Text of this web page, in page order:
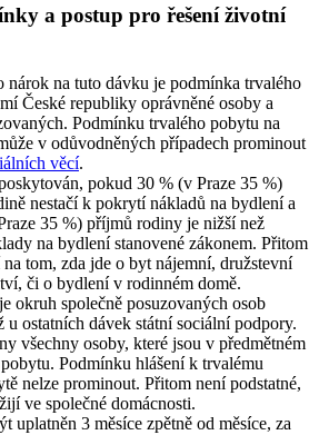
a postup pro řešení životní
nárok na tuto dávku je podmínka trvalého
České republiky oprávněné osoby a
Podmínku trvalého pobytu na
v odůvodněných případech prominout
věcí.
pokud 30 % (v Praze 35 %)
nestačí k pokrytí nákladů na bydlení a
35 %) příjmů rodiny je nižší než
na bydlení stanovené zákonem. Přitom
tom, zda jde o byt nájemní, družstevní
či o bydlení v rodinném domě.
okruh společně posuzovaných osob
u ostatních dávek státní sociální podpory.
všechny osoby, které jsou v předmětném
Podmínku hlášení k trvalému
nelze prominout. Přitom není podstatné,
ve společné domácnosti.
uplatněn 3 měsíce zpětně od měsíce, za